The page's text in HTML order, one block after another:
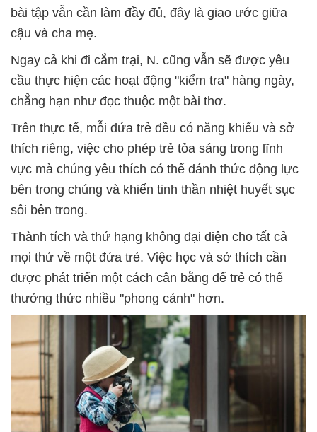
bài tập vẫn cần làm đầy đủ, đây là giao ước giữa
cậu và cha mẹ.
Ngay cả khi đi cắm trại, N. cũng vẫn sẽ được yêu
cầu thực hiện các hoạt động "kiểm tra" hàng ngày,
chẳng hạn như đọc thuộc một bài thơ.
Trên thực tế, mỗi đứa trẻ đều có năng khiếu và sở
thích riêng, việc cho phép trẻ tỏa sáng trong lĩnh
vực mà chúng yêu thích có thể đánh thức động lực
bên trong chúng và khiến tinh thần nhiệt huyết sục
sôi bên trong.
Thành tích và thứ hạng không đại diện cho tất cả
mọi thứ về một đứa trẻ. Việc học và sở thích cần
được phát triển một cách cân bằng để trẻ có thể
thưởng thức nhiều "phong cảnh" hơn.